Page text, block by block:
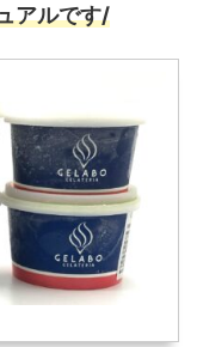
アルです/